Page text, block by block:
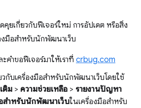
ยเกี่ยวกับฟีเจอร์ใหม่ การอัปเดต หรือสิ่ง
มือสำหรับนักพัฒนาเว็บ
คำขอฟีเจอร์มาให้เราที่ crbug.com
กับเครื่องมือสำหรับนักพัฒนาเว็บโดยใช้
ติม > ความช่วยเหลือ > รายงานปัญหา
สำหรับนักพัฒนาเว็บในเครื่องมือสำหรับ